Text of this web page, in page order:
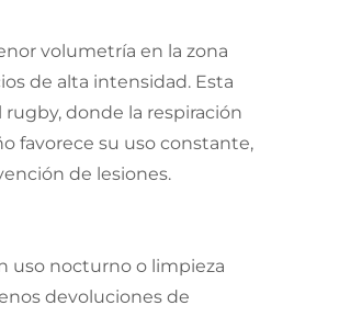
volumetría en la zona
de alta intensidad. Esta
donde la respiración
favorece su uso constante,
de lesiones.
uso nocturno o limpieza
devoluciones de